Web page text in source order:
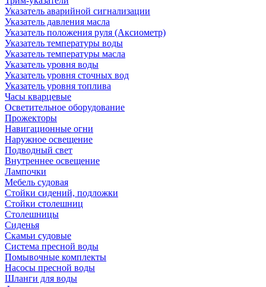
Указатель аварийной сигнализации
Указатель давления масла
Указатель положения руля (Аксиометр)
Указатель температуры воды
Указатель температуры масла
Указатель уровня воды
Указатель уровня сточных вод
Указатель уровня топлива
Часы кварцевые
Осветительное оборудование
Прожекторы
Навигационные огни
Наружное освещение
Подводный свет
Внутреннее освещение
Лампочки
Мебель судовая
Стойки сидений, подложки
Стойки столешниц
Столешницы
Сиденья
Скамьи судовые
Система пресной воды
Помывочные комплекты
Насосы пресной воды
Шланги для воды